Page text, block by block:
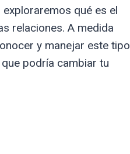
qué es el
relaciones. A medida
y manejar este tipo
podría cambiar tu